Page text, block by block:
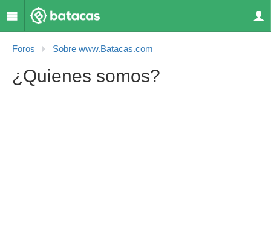
Foros Sobre www.Batacas.com
¿Quienes somos?